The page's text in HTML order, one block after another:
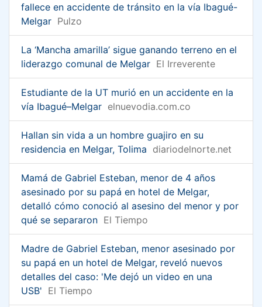
fallece en accidente de tránsito en la vía Ibagué-
Melgar Pulzo
La ‘Mancha amarilla’ sigue ganando terreno en el
liderazgo comunal de Melgar El Irreverente
Estudiante de la UT murió en un accidente en la
vía Ibagué–Melgar elnuevodia.com.co
Hallan sin vida a un hombre guajiro en su
residencia en Melgar, Tolima diariodelnorte.net
Mamá de Gabriel Esteban, menor de 4 años
asesinado por su papá en hotel de Melgar,
detalló cómo conoció al asesino del menor y por
qué se separaron El Tiempo
Madre de Gabriel Esteban, menor asesinado por
su papá en un hotel de Melgar, reveló nuevos
detalles del caso: 'Me dejó un video en una
USB' El Tiempo